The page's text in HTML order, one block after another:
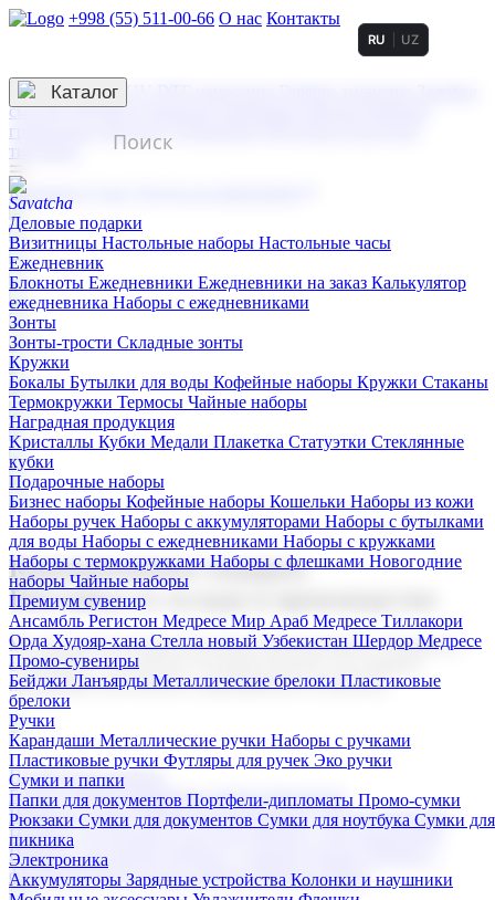
+998 (55) 511-00-66 О нас Контакты
3D гравировка
смолой (Doming)
гравировка твердая
тиснение
RU UZ
☰
Контакты
Каталог
Деловые подарки
Визитницы Настольные наборы Настольные часы
Ежедневник
Блокноты Ежедневники Ежедневники на заказ Калькулятор
ежедневника Наборы с ежедневниками
Зонты
Зонты-трости Складные зонты
Кружки
Бокалы Бутылки для воды Кофейные наборы Кружки Стаканы
Термокружки Термосы Чайные наборы
Наградная продукция
Kристаллы Кубки Медали Плакетка Статуэтки Стеклянные
кубки
Подарочные наборы
Бизнес наборы Кофейные наборы Кошельки Наборы из кожи
Наборы ручек Наборы с аккумуляторами Наборы с бутылками
для воды Наборы с ежедневниками Наборы с кружками
Наборы с термокружками Наборы с флешками Новогодние
наборы Чайные наборы
Премиум сувенир
Ансамбль Регистон Медресе Мир Араб Медресе Тиллакори
Орда Худояр-хана Стелла новый Узбекистан Шердор Медресе
Промо-сувениры
Бейджи Ланъярды Металлические брелоки Пластиковые
брелоки
Ручки
Карандаши Металлические ручки Наборы с ручками
Пластиковые ручки Футляры для ручек Эко ручки
Сумки и папки
Папки для документов Портфели-дипломаты Промо-сумки
Рюкзаки Сумки для документов Сумки для ноутбука Сумки для
пикника
Электроника
Аккумуляторы Зарядные устройства Колонки и наушники
Корпоративные подарки
Поставка со склада и производство
Мы предлагаем широкий выбор корпоративных подарков и
сувениров с логотипом. В нашем каталоге вы найдете
продукцию для бизнеса, мероприятия и клиентов.
Подарочные наборы
Бизнес наборыКофейные наборы Кошельки
Наборы из кожиНаборы ручекНаборы с аккумуляторами
Наборы с бутылками для воды
Наборы с ежедневниками
Наборы с кружками
флешкамиНовогодние наборыЧайные наборы